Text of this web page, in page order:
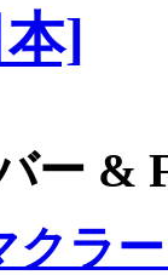
]
ー &
クラ